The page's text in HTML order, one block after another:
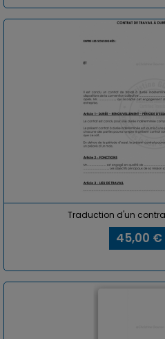
Traduction d'un
45,00 €